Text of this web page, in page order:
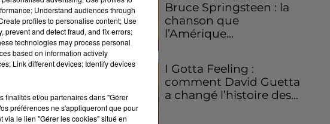
des années
Bruce Springsteen : la
chanson que
l’Amérique...
I Gotta Feeling :
comment David Guetta
a changé l’histoire des...
Understand audiences through
profiles to personalise content; Use
prevent and detect fraud, and fix errors;
technologies may process personal
based on information actively
Link different devices; Identify devices
finalités et/ou partenaires dans "Gérer
préférences ne s'appliqueront que pour
via le lien "Gérer les cookies" situé en